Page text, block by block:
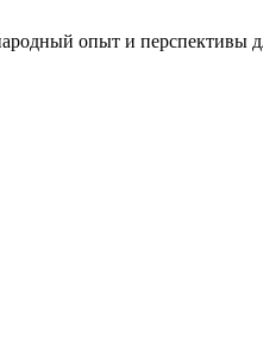
опыт и перспективы